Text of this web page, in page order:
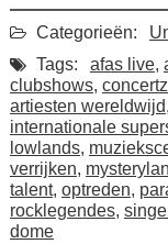
Categorieën:
Tags:
afas live,
clubshows,
artiesten wereldwijd,
internationale
lowlands,
verrijken,
talent, optreden,
rocklegendes,
dome